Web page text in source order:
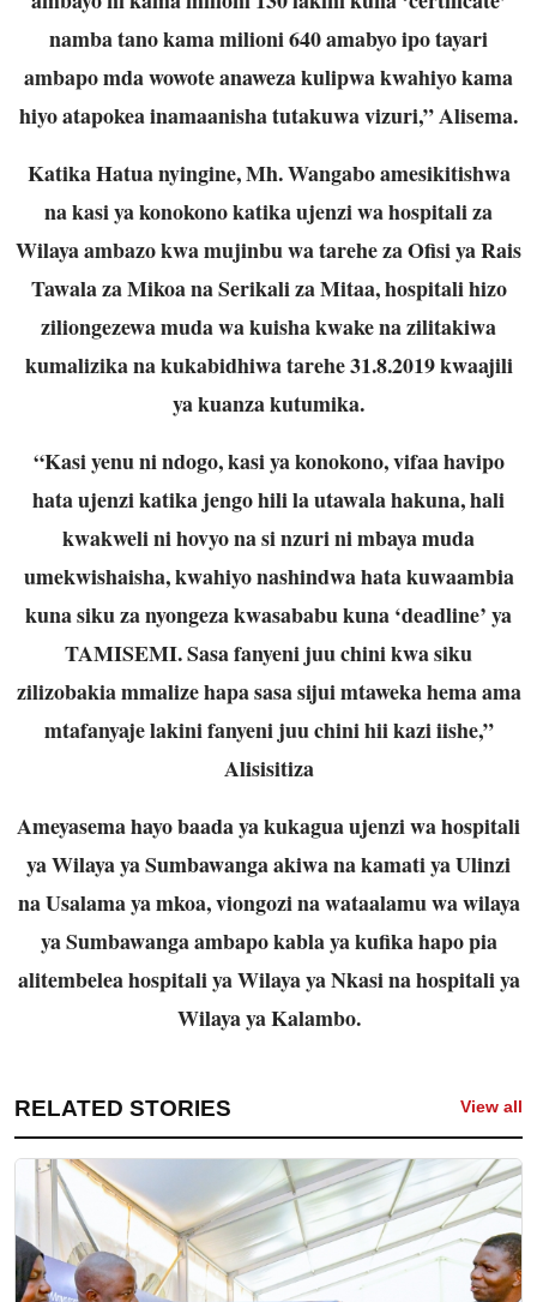
namba tano kama milioni 640 amabyo ipo tayari
ambapo mda wowote anaweza kulipwa kwahiyo kama
hiyo atapokea inamaanisha tutakuwa vizuri,” Alisema.
Katika Hatua nyingine, Mh. Wangabo amesikitishwa
na kasi ya konokono katika ujenzi wa hospitali za
Wilaya ambazo kwa mujinbu wa tarehe za Ofisi ya Rais
Tawala za Mikoa na Serikali za Mitaa, hospitali hizo
ziliongezewa muda wa kuisha kwake na zilitakiwa
kumalizika na kukabidhiwa tarehe 31.8.2019 kwaajili
ya kuanza kutumika.
“Kasi yenu ni ndogo, kasi ya konokono, vifaa havipo
hata ujenzi katika jengo hili la utawala hakuna, hali
kwakweli ni hovyo na si nzuri ni mbaya muda
umekwishaisha, kwahiyo nashindwa hata kuwaambia
kuna siku za nyongeza kwasababu kuna ‘deadline’ ya
TAMISEMI. Sasa fanyeni juu chini kwa siku
zilizobakia mmalize hapa sasa sijui mtaweka hema ama
mtafanyaje lakini fanyeni juu chini hii kazi iishe,”
Alisisitiza
Ameyasema hayo baada ya kukagua ujenzi wa hospitali
ya Wilaya ya Sumbawanga akiwa na kamati ya Ulinzi
na Usalama ya mkoa, viongozi na wataalamu wa wilaya
ya Sumbawanga ambapo kabla ya kufika hapo pia
alitembelea hospitali ya Wilaya ya Nkasi na hospitali ya
Wilaya ya Kalambo.
RELATED STORIES View all